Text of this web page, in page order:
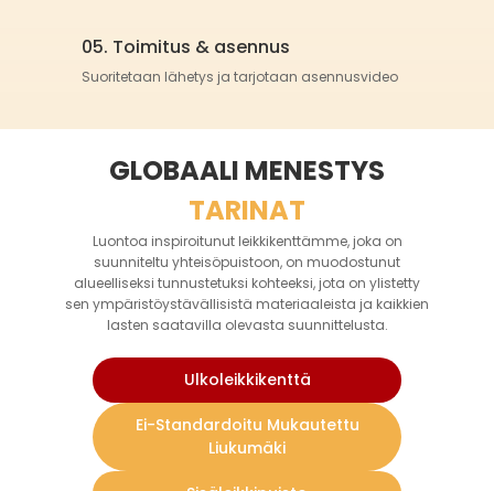
05. Toimitus & asennus
Suoritetaan lähetys ja tarjotaan asennusvideo
GLOBAALI MENESTYS
TARINAT
Luontoa inspiroitunut leikkikenttämme, joka on
suunniteltu yhteisöpuistoon, on muodostunut
alueelliseksi tunnustetuksi kohteeksi, jota on ylistetty
sen ympäristöystävällisistä materiaaleista ja kaikkien
lasten saatavilla olevasta suunnittelusta.
Ulkoleikkikenttä
Ei-Standardoitu Mukautettu
Liukumäki